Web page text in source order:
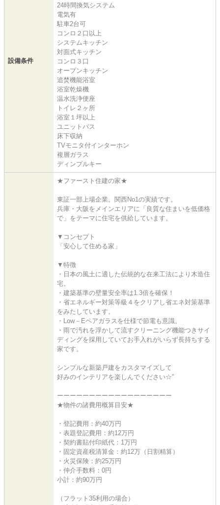
設備条件
24時間換気システム
電気有
駐車2台可
コンロ２口以上
システムキッチン
対面式キッチン
コンロ３口
オープンキッチン
追焚機能浴室
浴室乾燥機
温水洗浄便座
トイレ２ヶ所
浴室１坪以上
ユニットバス
床下収納
TVモニタ付インターホン
複層ガラス
ディンプルキー
★ファースト住建の家★
東証一部上場企業。関西No1の実績です。
兵庫・大阪をメインエリアに「良質な住まいを低価格
で」をテーマに住宅を供給しています。
▼コンセプト
「安心して住める家」
▼特徴
・日本の風土に適した伝統的な在来工法により木造住
宅。
・建築基準の壁量安全率は1.3倍を確保！
・省エネルギー対策等級４をクリアし省エネ対策基準
をみたしています。
・Low－Eペアガラスを仕様で節電も意識。
・雨で汚れを浮かして流すクリーニング機能つきサイ
ディングを採用していてお手入れがいらず長持ちする
家です。
シンプルな新築戸建をカスタマイズして
好みのインテリアを楽しんでください☆”
ーーーーーーーーーーーーーーーーーー
★物件の諸費用概算目安★
・登記費用：約40万円
・表題登記費用：約12万円
・契約書貼付印紙代：1万円
・固定資産税清算金：約12万（日割精算）
・火災保険：約25万円
・仲介手数料：0円
小計：約90万円
（フラット35利用の場合）